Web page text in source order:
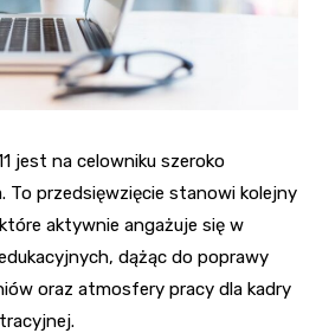
jest na celowniku szeroko
To przedsięwzięcie stanowi kolejny
aktywnie angażuje się w
dążąc do poprawy
oraz atmosfery pracy dla kadry